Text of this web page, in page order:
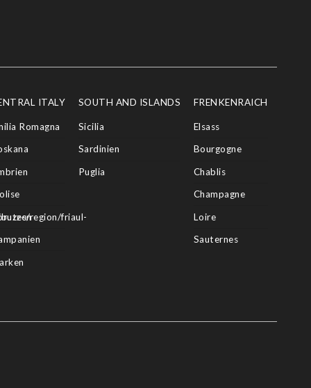
region/friaul-
ITALY
Romagna
SOUTH AND ISLANDS
Sicilia
Sardinien
Puglia
FRENKENRAICH
Elsass
Bourgogne
Chablis
Champagne
Loire
Sauternes